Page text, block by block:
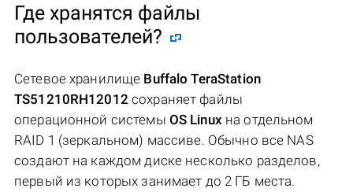
Где хранятся файлы
пользователей?
Сетевое хранилище Buffalo TeraStation
TS51210RH12012 сохраняет файлы
операционной системы OS Linux на отдельном
RAID 1 (зеркальном) массиве. Обычно все NAS
создают на каждом диске несколько разделов,
первый из которых занимает до 2 ГБ места.